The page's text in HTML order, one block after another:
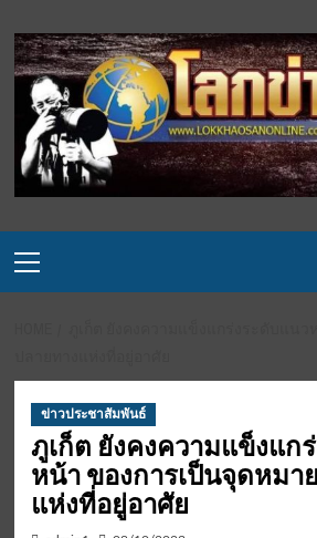
to
content
Menu
ข่าวประชาสัมพันธ์
ภูเก็ต ยังคงความแข็งแก
หน้า ของการเป็นจุดหมา
แห่งที่อยู่อาศัย